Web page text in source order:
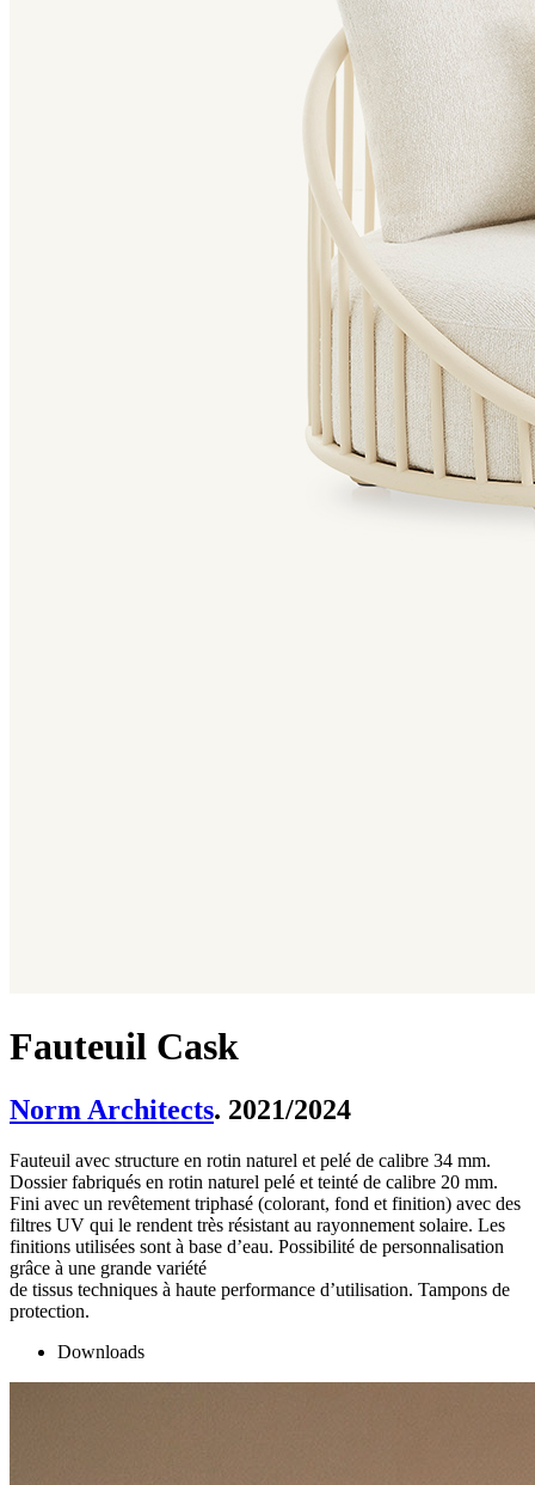
Fauteuil Cask
Norm Architects. 2021/2024
Fauteuil avec structure en rotin naturel et pelé de calibre 34 mm.
Dossier fabriqués en rotin naturel pelé et teinté de calibre 20 mm.
Fini avec un revêtement triphasé (colorant, fond et finition) avec des
filtres UV qui le rendent très résistant au rayonnement solaire. Les
finitions utilisées sont à base d’eau. Possibilité de personnalisation
grâce à une grande variété
de tissus techniques à haute performance d’utilisation. Tampons de
protection.
Downloads